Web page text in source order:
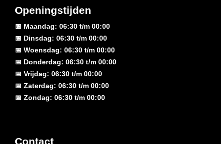
Openingstijden
📅 Maandag: 06:30 t/m 00:00
📅 Dinsdag: 06:30 t/m 00:00
📅 Woensdag: 06:30 t/m 00:00
📅 Donderdag: 06:30 t/m 00:00
📅 Vrijdag: 06:30 t/m 00:00
📅 Zaterdag: 06:30 t/m 00:00
📅 Zondag: 06:30 t/m 00:00
Contact